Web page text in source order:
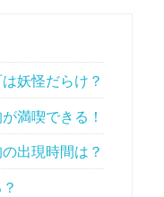
妖怪だらけ？
満喫できる！
出現時間は？